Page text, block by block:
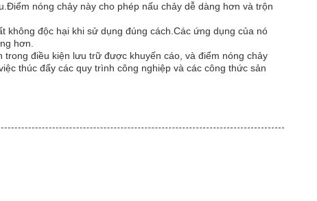
nóng chảy này cho phép nấu chảy dễ dàng hơn và trộn
không độc hại khi sử dụng đúng cách.Các ứng dụng của nó
hơn.
điều kiện lưu trữ được khuyến cáo, và điểm nóng chảy
thúc đẩy các quy trình công nghiệp và các công thức sản